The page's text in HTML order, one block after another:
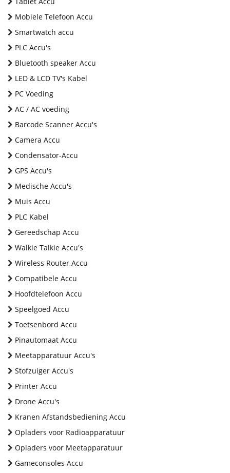
Mobiele Telefoon Accu
Smartwatch accu
PLC Accu's
Bluetooth speaker Accu
LED & LCD TV's Kabel
PC Voeding
AC / AC voeding
Barcode Scanner Accu's
Camera Accu
Condensator-Accu
GPS Accu's
Medische Accu's
Muis Accu
PLC Kabel
Gereedschap Accu
Walkie Talkie Accu's
Wireless Router Accu
Compatibele Accu
Hoofdtelefoon Accu
Speelgoed Accu
Toetsenbord Accu
Pinautomaat Accu
Meetapparatuur Accu's
Stofzuiger Accu's
Printer Accu
Drone Accu's
Kranen Afstandsbediening Accu
Opladers voor Radioapparatuur
Opladers voor Meetapparatuur
Gameconsoles Accu